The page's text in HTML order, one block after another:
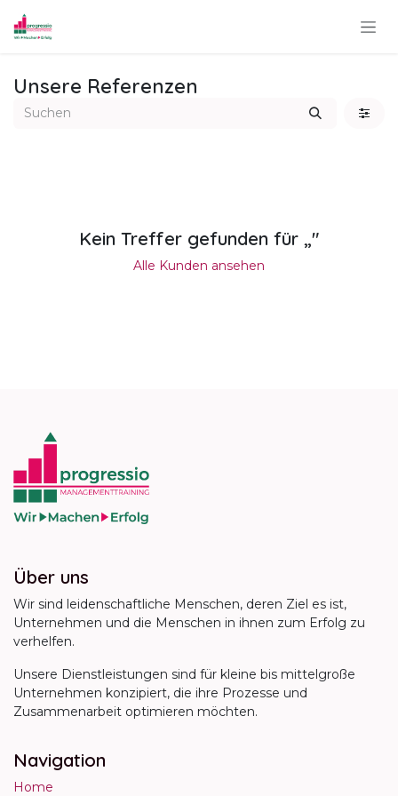
Unsere Referenzen
Kein Treffer gefunden für „"
Alle Kunden ansehen
Über uns
Wir sind leidenschaftliche Menschen, deren Ziel es ist,
Unternehmen und die Menschen in ihnen zum Erfolg zu
verhelfen.
Unsere Dienstleistungen sind für kleine bis mittelgroße
Unternehmen konzipiert, die ihre Prozesse und
Zusammenarbeit optimieren möchten.
Navigation
Home